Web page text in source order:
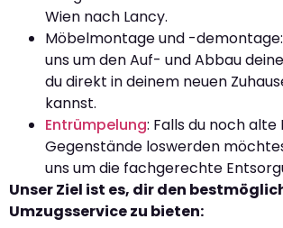
Wien nach Lancy.
Möbelmontage und -
uns um den Auf- und Abbau
du direkt in deinem neuen
kannst.
Entrümpelung: Falls du noch
Gegenstände loswerden
uns um die fachgerechte
Unser Ziel ist es, dir den
Umzugsservice zu bieten: